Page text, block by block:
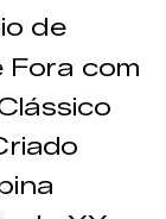
de
Fora com